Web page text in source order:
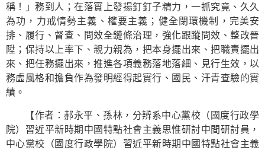
稱！」務到人；在落實上發揚釘釘子精力，一抓究竟、久久
為功，力戒情勢主義、權要主義；健全閉環機制，完美安
排、履行、督查、問效全鏈條治理，強化跟蹤問效、整改晉
陞；保持以上率下、親力親為，把本身擺出來、把職責擺出
來、把任務擺出來，推進各項義務落地落細、見行生效，以
務虛風格和擔負作為發明經得起實行、國民、汗青查驗的實
績。
【作者：郝永平、孫林，分辨系中心黨校（國度行政學
院）習近平新時期中國特點社會主義思惟研討中間研討員，
中心黨校（國度行政學院）習近平新時期中國特點社會主義